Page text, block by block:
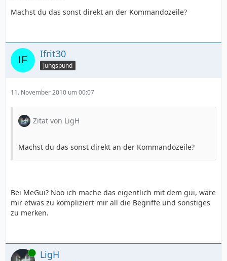
Machst du das sonst direkt an der Kommandozeile?
Ifrit30
Jungspund
11. November 2010 um 00:07
Zitat von LigH
Machst du das sonst direkt an der Kommandozeile?
Bei MeGui? Nöö ich mache das eigentlich mit dem gui, wäre
mir etwas zu kompliziert mir all die Begriffe und sonstiges
zu merken.
Online LigH